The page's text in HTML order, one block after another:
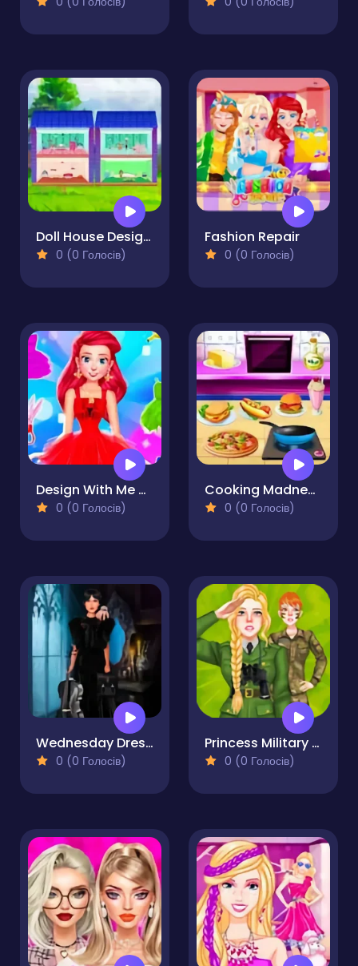
Doll House Design and Decoration
0 (0 Голосів)
Fashion Repair
0 (0 Голосів)
Design With Me SuperHero Tutu Outfits
0 (0 Голосів)
Cooking Madness Cooking Craze Game
0 (0 Голосів)
Wednesday Dress Up Adames
0 (0 Голосів)
Princess Military Fashion
0 (0 Голосів)